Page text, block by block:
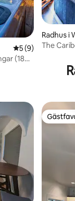
5 av 5 i
5 (9)
(180
Radhus i
The